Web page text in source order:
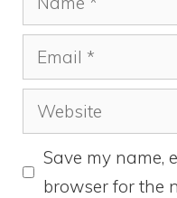
Save my name,
browser for the